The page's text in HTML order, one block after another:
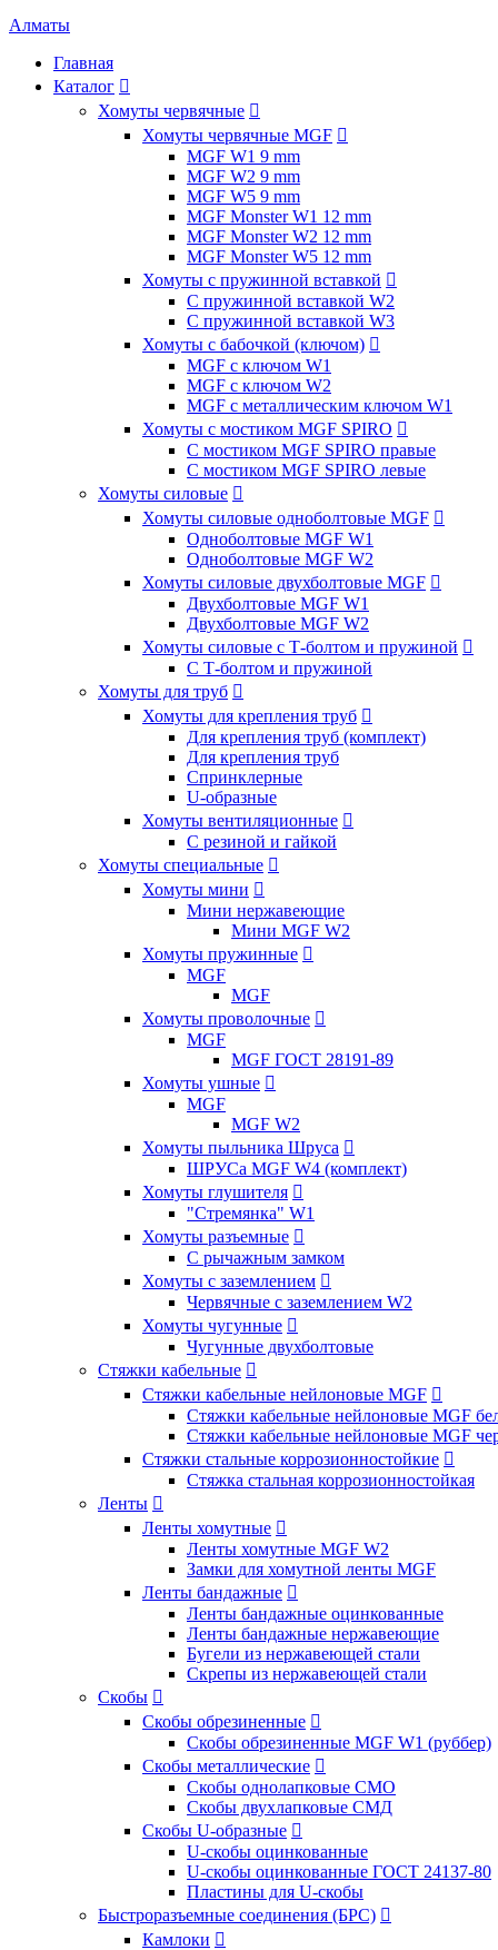
Алматы
Главная
Каталог 
Хомуты червячные 
Хомуты червячные MGF 
MGF W1 9 mm
MGF W2 9 mm
MGF W5 9 mm
MGF Monster W1 12 mm
MGF Monster W2 12 mm
MGF Monster W5 12 mm
Хомуты с пружинной вставкой 
С пружинной вставкой W2
С пружинной вставкой W3
Хомуты с бабочкой (ключом) 
MGF с ключом W1
MGF с ключом W2
MGF с металлическим ключом W1
Хомуты с мостиком MGF SPIRO 
С мостиком MGF SPIRO правые
С мостиком MGF SPIRO левые
Хомуты силовые 
Хомуты силовые одноболтовые MGF 
Одноболтовые MGF W1
Одноболтовые MGF W2
Хомуты силовые двухболтовые MGF 
Двухболтовые MGF W1
Двухболтовые MGF W2
Хомуты силовые с Т-болтом и пружиной 
С Т-болтом и пружиной
Хомуты для труб 
Хомуты для крепления труб 
Для крепления труб (комплект)
Для крепления труб
Спринклерные
U-образные
Хомуты вентиляционные 
С резиной и гайкой
Хомуты специальные 
Хомуты мини 
Мини нержавеющие
Мини MGF W2
Хомуты пружинные 
MGF
MGF
Хомуты проволочные 
MGF
MGF ГОСТ 28191-89
Хомуты ушные 
MGF
MGF W2
Хомуты пыльника Шруса 
ШРУСа MGF W4 (комплект)
Хомуты глушителя 
"Стремянка" W1
Хомуты разъемные 
С рычажным замком
Хомуты с заземлением 
Червячные с заземлением W2
Хомуты чугунные 
Чугунные двухболтовые
Стяжки кабельные 
Стяжки кабельные нейлоновые MGF 
Стяжки кабельные нейлоновые MGF
Стяжки кабельные нейлоновые MGF
Стяжки стальные коррозионностойкие 
Стяжка стальная коррозионностойкая
Ленты 
Ленты хомутные 
Ленты хомутные MGF W2
Замки для хомутной ленты MGF
Ленты бандажные 
Ленты бандажные оцинкованные
Ленты бандажные нержавеющие
Бугели из нержавеющей стали
Скрепы из нержавеющей стали
Скобы 
Скобы обрезиненные 
Скобы обрезиненные MGF W1 (руббер)
Скобы металлические 
Скобы однолапковые СМО
Скобы двухлапковые СМД
Скобы U-образные 
U-скобы оцинкованные
U-скобы оцинкованные ГОСТ 24137-80
Пластины для U-скобы
Быстроразъемные соединения (БРС) 
Камлоки 